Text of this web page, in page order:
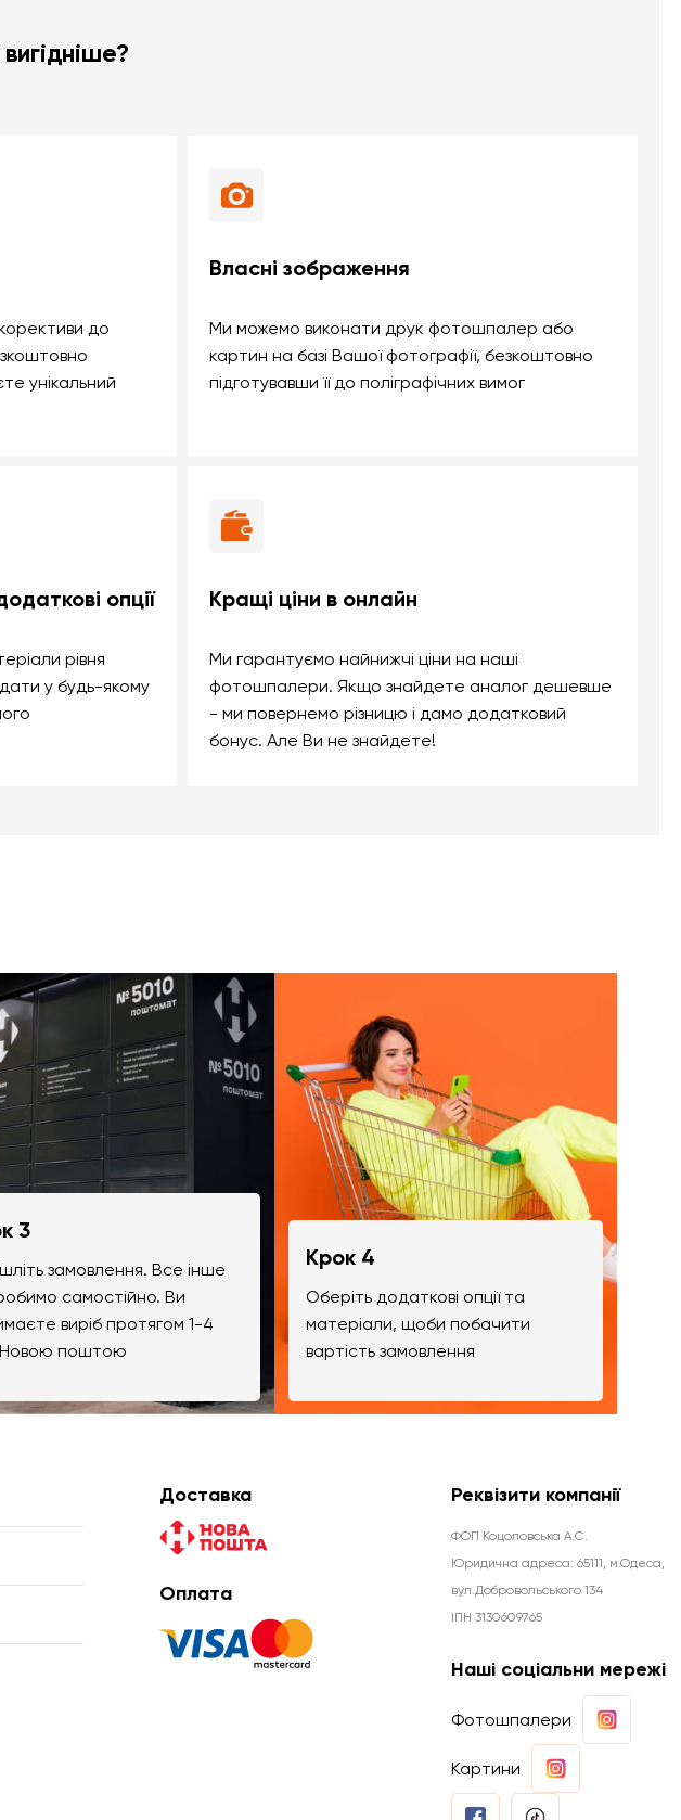
до
унікальний
Власні зображення
Ми можемо виконати друк фотошпалер або
картин на базі Вашої фотографії, безкоштовно
підготувавши її до поліграфічних вимог
опції
рівня
у будь-якому
Кращі ціни в онлайн
Ми гарантуємо найнижчі ціни на наші
фотошпалери. Якщо знайдете аналог дешевше
- ми повернемо різницю і дамо додатковий
бонус. Але Ви не знайдете!
3
замовлення. Все інше
самостійно. Ви
виріб протягом 1-4
Новою поштою
Крок 4
Оберіть додаткові опції та
матеріали, щоби побачити
вартість замовлення
Доставка
Оплата
Реквізити компанії
ФОП Коцоловська А.С.
Юридична aдреса: 65111, м.Одеса,
вул.Добровольського 134
ІПН 3130609765
Наші соціальни мережі
Фотошпалери
Картини